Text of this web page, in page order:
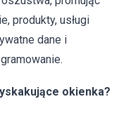
produkty, usługi
dane i
okienka?